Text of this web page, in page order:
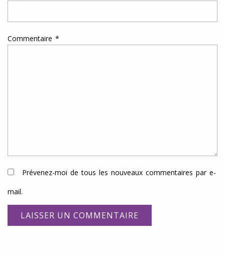
Commentaire *
Prévenez-moi de tous les nouveaux commentaires par e-
mail.